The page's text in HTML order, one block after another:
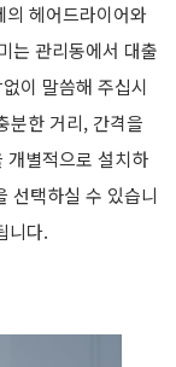
헤어드라이어와
는 관리동에서 대출
이 말씀해 주십시
분한 거리, 간격을
개별적으로 설치하
선택하실 수 있습니
니다.